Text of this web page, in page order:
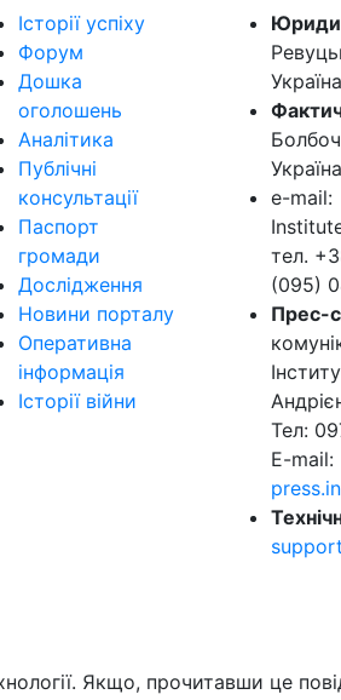
Історії успіху
Форум
Дошка
оголошень
Аналітика
Публічні
консультації
Паспорт
громади
Дослідження
Новини порталу
Оперативна
інформація
Історії війни
e-mail:
тел.
(095)
Прес-
Тел:
E-mail:
Якщо, прочитавши це